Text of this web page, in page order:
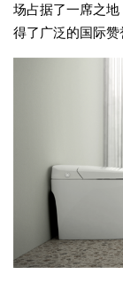
场占据了一席之
得了广泛的国际赞